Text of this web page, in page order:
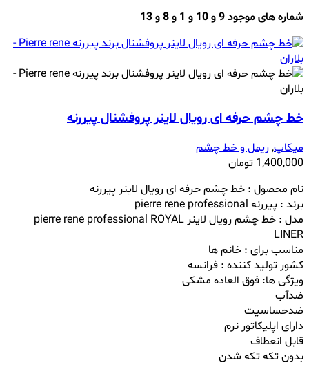
شماره های موجود 9 و 10 و 1 و 8 و 13
خط چشم حرفه ای رویال لاینر پروفشنال پیررنه
میکاپ,ریمل و خط چشم
1,400,000 تومان
نام محصول : خط چشم حرفه ای رویال لاینر پیررنه
برند : پیررنه pierre rene professional
مدل : خط چشم رویال لاینر pierre rene professional ROYAL
LINER
مناسب برای : خانم ها
کشور تولید کننده : فرانسه
ویژگی ها: فوق العاده مشکی
ضدآب
ضدحساسیت
دارای اپلیکاتور نرم
قابل انعطاف
بدون تکه تکه شدن